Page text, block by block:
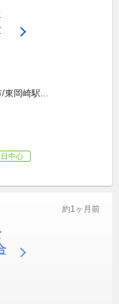
岡崎駅...
日中心
約1ヶ月前